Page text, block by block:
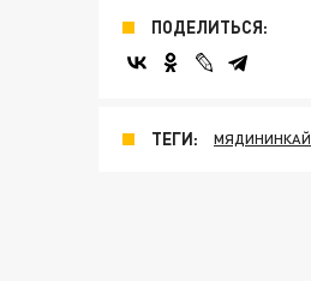
ПОДЕЛИТЬСЯ:
ТЕГИ: МЯДИНИНКАЙ